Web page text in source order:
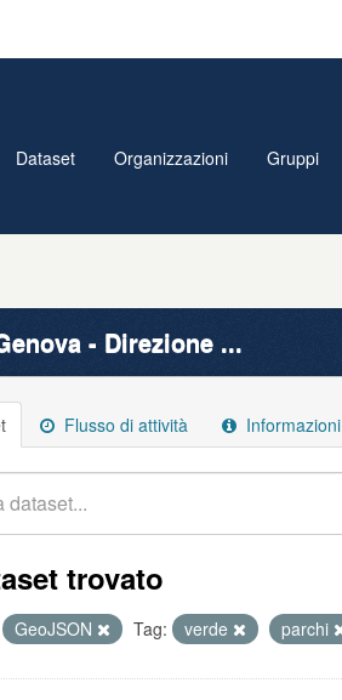
Dataset Organizzazioni Gruppi
- Direzione ...
Flusso di attività Informazioni
trovato
GeoJSON Tag: verde parchi